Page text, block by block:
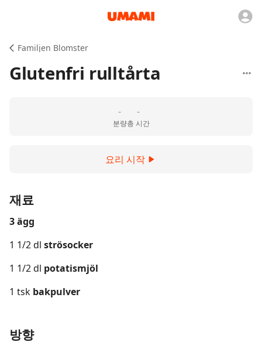
Familjen Blomster
Glutenfri rulltårta
-
분량
-
총 시간
요리 시작
재료
3 ägg
1 1/2 dl strösocker
1 1/2 dl potatismjöl
1 tsk bakpulver
방향